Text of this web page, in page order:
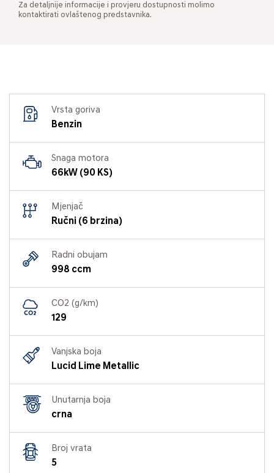
Za detaljnije informacije i provjeru dostupnosti molimo
kontaktirati ovlaštenog predstavnika.
Vrsta goriva
Benzin
Snaga motora
66kW (90 KS)
Mjenjač
Ručni (6 brzina)
Radni obujam
998 ccm
CO2 (g/km)
129
Vanjska boja
Lucid Lime Metallic
Unutarnja boja
crna
Broj vrata
5